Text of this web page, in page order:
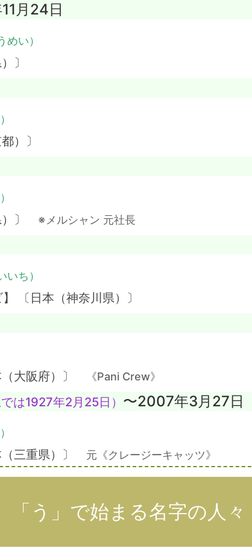
月24日
めい）
〕
）〕
）〕 ※メルシャン 元社長
いち）
〔日本（神奈川県）〕
（大阪府）〕 《Pani Crew》
では1927年2月25日） 〜2007年3月27日
（三重県）〕 元《クレージーキャッツ》
「う」で始まる名字の人々